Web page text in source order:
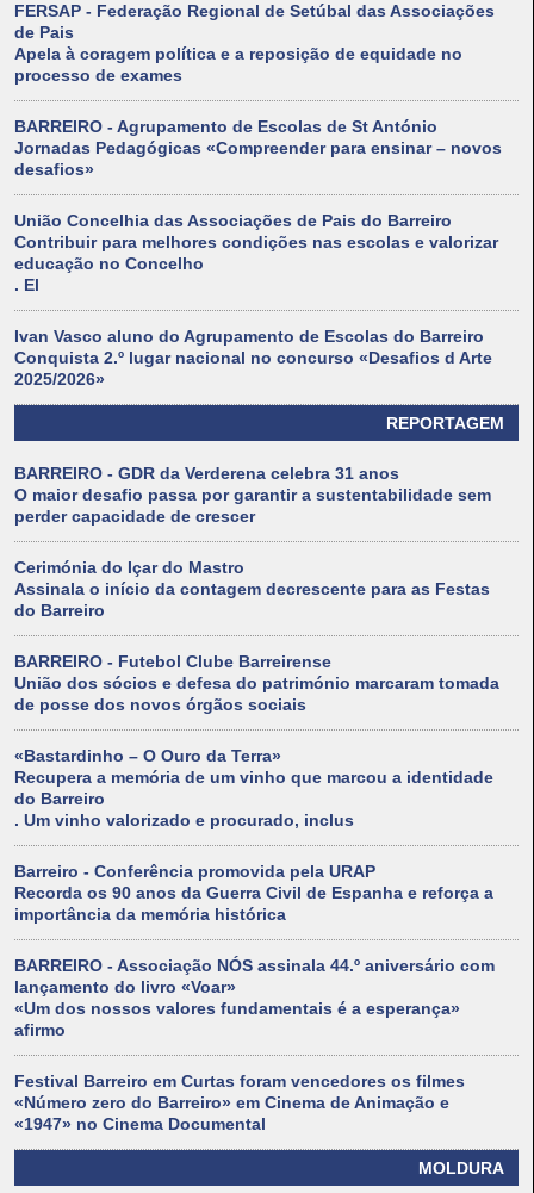
FERSAP - Federação Regional de Setúbal das Associações
de Pais
Apela à coragem política e a reposição de equidade no
processo de exames
BARREIRO - Agrupamento de Escolas de St António
Jornadas Pedagógicas «Compreender para ensinar – novos
desafios»
União Concelhia das Associações de Pais do Barreiro
Contribuir para melhores condições nas escolas e valorizar
educação no Concelho
. El
Ivan Vasco aluno do Agrupamento de Escolas do Barreiro
Conquista 2.º lugar nacional no concurso «Desafios d Arte
2025/2026»
REPORTAGEM
BARREIRO - GDR da Verderena celebra 31 anos
O maior desafio passa por garantir a sustentabilidade sem
perder capacidade de crescer
Cerimónia do Içar do Mastro
Assinala o início da contagem decrescente para as Festas
do Barreiro
BARREIRO - Futebol Clube Barreirense
União dos sócios e defesa do património marcaram tomada
de posse dos novos órgãos sociais
«Bastardinho – O Ouro da Terra»
Recupera a memória de um vinho que marcou a identidade
do Barreiro
. Um vinho valorizado e procurado, inclus
Barreiro - Conferência promovida pela URAP
Recorda os 90 anos da Guerra Civil de Espanha e reforça a
importância da memória histórica
BARREIRO - Associação NÓS assinala 44.º aniversário com
lançamento do livro «Voar»
«Um dos nossos valores fundamentais é a esperança»
afirmo
Festival Barreiro em Curtas foram vencedores os filmes
«Número zero do Barreiro» em Cinema de Animação e
«1947» no Cinema Documental
MOLDURA